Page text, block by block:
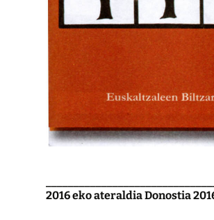
2016 eko ateraldia Donostia